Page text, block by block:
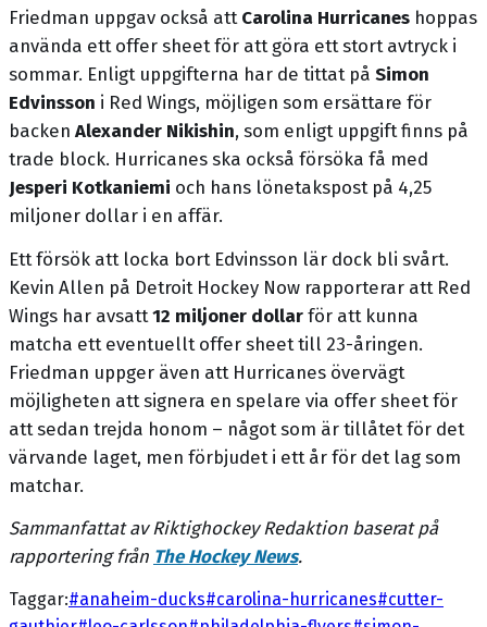
Friedman uppgav också att Carolina Hurricanes hoppas
använda ett offer sheet för att göra ett stort avtryck i
sommar. Enligt uppgifterna har de tittat på Simon
Edvinsson i Red Wings, möjligen som ersättare för
backen Alexander Nikishin, som enligt uppgift finns på
trade block. Hurricanes ska också försöka få med
Jesperi Kotkaniemi och hans lönetakspost på 4,25
miljoner dollar i en affär.
Ett försök att locka bort Edvinsson lär dock bli svårt.
Kevin Allen på Detroit Hockey Now rapporterar att Red
Wings har avsatt 12 miljoner dollar för att kunna
matcha ett eventuellt offer sheet till 23-åringen.
Friedman uppger även att Hurricanes övervägt
möjligheten att signera en spelare via offer sheet för
att sedan trejda honom – något som är tillåtet för det
värvande laget, men förbjudet i ett år för det lag som
matchar.
Sammanfattat av Riktighockey Redaktion baserat på
rapportering från The Hockey News.
Taggar:#anaheim-ducks#carolina-hurricanes#cutter-